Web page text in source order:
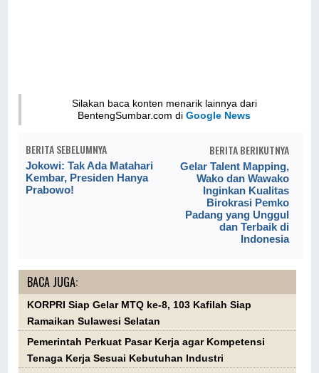
Silakan baca konten menarik lainnya dari
BentengSumbar.com diGoogle News
BERITA SEBELUMNYA
Jokowi: Tak Ada Matahari
Kembar, Presiden Hanya
Prabowo!
BERITA BERIKUTNYA
Gelar Talent Mapping,
Wako dan Wawako
Inginkan Kualitas
Birokrasi Pemko
Padang yang Unggul
dan Terbaik di
Indonesia
BACA JUGA:
KORPRI Siap Gelar MTQ ke-8, 103 Kafilah Siap
Ramaikan Sulawesi Selatan
Pemerintah Perkuat Pasar Kerja agar Kompetensi
Tenaga Kerja Sesuai Kebutuhan Industri